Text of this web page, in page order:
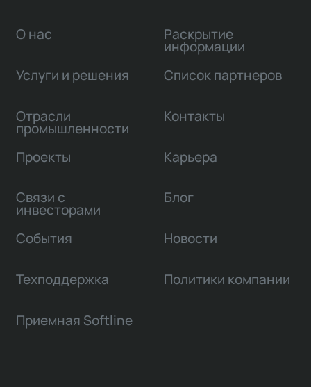
О нас
Услуги и решения
Отрасли
промышленности
Проекты
Связи с
инвесторами
Раскрытие
информации
Список партнеров
Контакты
Карьера
Блог
События Новости
Техподдержка Политики компании
Приемная Softline